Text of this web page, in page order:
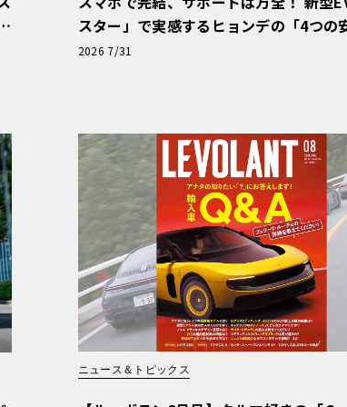
スター」で実感するヒョンデの「4つの
【第1回・ヒョンデ6つの疑問：Why?
2026 7/31
ニュース＆トピックス